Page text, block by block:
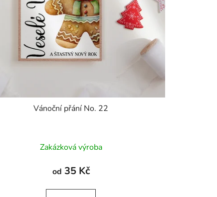
Vánoční přání No. 22
Zakázková výroba
od 35 Kč